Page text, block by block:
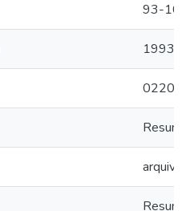
93-10
1993
02201